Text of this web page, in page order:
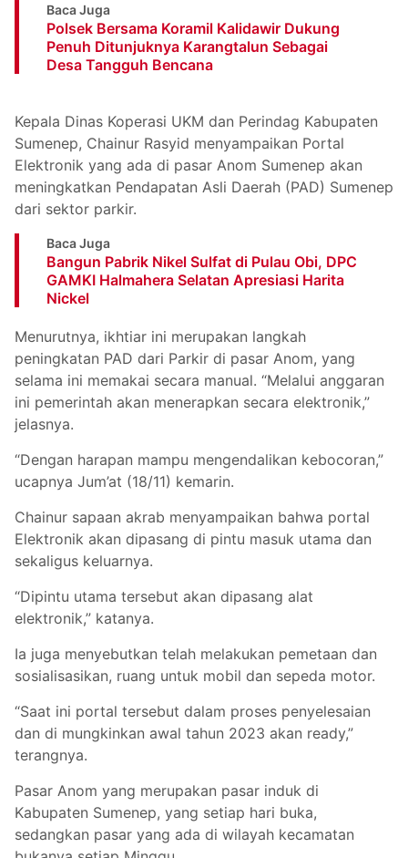
Baca Juga
Polsek Bersama Koramil Kalidawir Dukung
Penuh Ditunjuknya Karangtalun Sebagai
Desa Tangguh Bencana
Kepala Dinas Koperasi UKM dan Perindag Kabupaten
Sumenep, Chainur Rasyid menyampaikan Portal
Elektronik yang ada di pasar Anom Sumenep akan
meningkatkan Pendapatan Asli Daerah (PAD) Sumenep
dari sektor parkir.
Baca Juga
Bangun Pabrik Nikel Sulfat di Pulau Obi, DPC
GAMKI Halmahera Selatan Apresiasi Harita
Nickel
Menurutnya, ikhtiar ini merupakan langkah
peningkatan PAD dari Parkir di pasar Anom, yang
selama ini memakai secara manual. “Melalui anggaran
ini pemerintah akan menerapkan secara elektronik,”
jelasnya.
“Dengan harapan mampu mengendalikan kebocoran,”
ucapnya Jum’at (18/11) kemarin.
Chainur sapaan akrab menyampaikan bahwa portal
Elektronik akan dipasang di pintu masuk utama dan
sekaligus keluarnya.
“Dipintu utama tersebut akan dipasang alat
elektronik,” katanya.
Ia juga menyebutkan telah melakukan pemetaan dan
sosialisasikan, ruang untuk mobil dan sepeda motor.
“Saat ini portal tersebut dalam proses penyelesaian
dan di mungkinkan awal tahun 2023 akan ready,”
terangnya.
Pasar Anom yang merupakan pasar induk di
Kabupaten Sumenep, yang setiap hari buka,
sedangkan pasar yang ada di wilayah kecamatan